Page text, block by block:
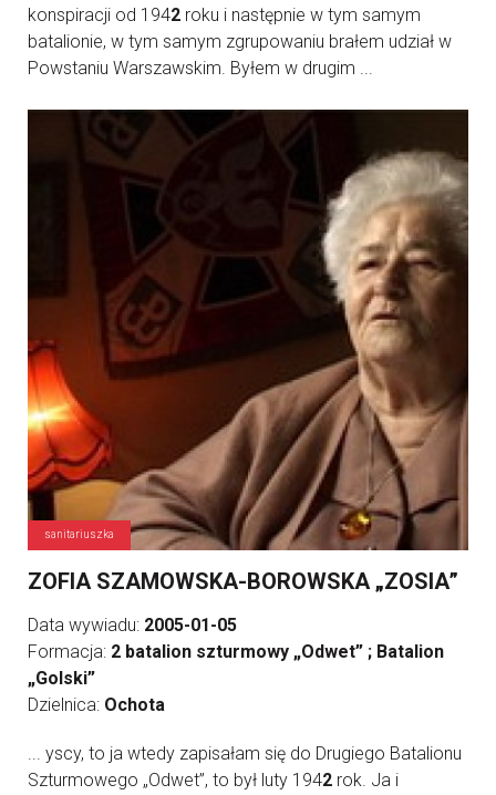
konspiracji od 1942 roku i następnie w tym samym
batalionie, w tym samym zgrupowaniu brałem udział w
Powstaniu Warszawskim. Byłem w drugim ...
sanitariuszka
ZOFIA SZAMOWSKA-BOROWSKA „ZOSIA”
Data wywiadu: 2005-01-05
Formacja: 2 batalion szturmowy „Odwet” ; Batalion
„Golski”
Dzielnica: Ochota
... yscy, to ja wtedy zapisałam się do Drugiego Batalionu
Szturmowego „Odwet”, to był luty 1942 rok. Ja i